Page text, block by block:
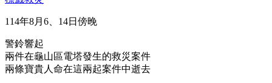
114年8月6、14日傍晚
警鈴響起
兩件在龜山區電塔發生的救災案件
兩條寶貴人命在這兩起案件中逝去